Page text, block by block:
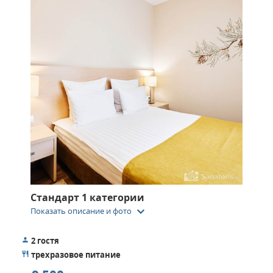
Стандарт 1 категории
Показать описание и фото keyboard_arrow_down
2 гостя
трехразовое питание